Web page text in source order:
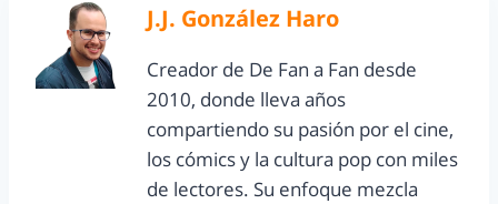
J.J. González Haro
Creador de De Fan a Fan desde
2010, donde lleva años
compartiendo su pasión por el cine,
los cómics y la cultura pop con miles
de lectores. Su enfoque mezcla